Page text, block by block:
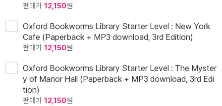
판매가 12,150원
Oxford Bookworms Library Starter Level : New York
Cafe (Paperback + MP3 download, 3rd Edition)
판매가 12,150원
Oxford Bookworms Library Starter Level : The Myster
y of Manor Hall (Paperback + MP3 download, 3rd Edi
tion)
판매가 12,150원